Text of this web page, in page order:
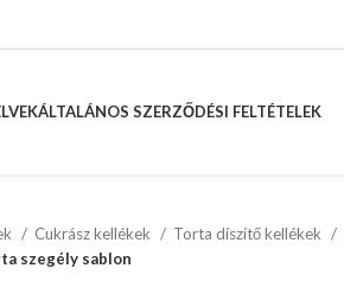
ÁLTALÁNOS SZERZŐDÉSI FELTÉTELEK
Cukrász kellékek Torta díszítő kellékek
szegély sablon